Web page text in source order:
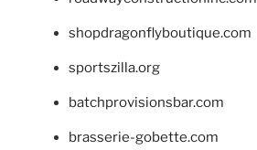
shopdragonflyboutique.com
sportszilla.org
batchprovisionsbar.com
brasserie-gobette.com